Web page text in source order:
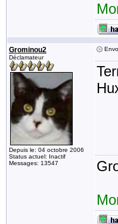
Grominou2
Déclamateur
Depuis le: 04 octobre 2006
Status actuel: Inactif
Messages: 13547